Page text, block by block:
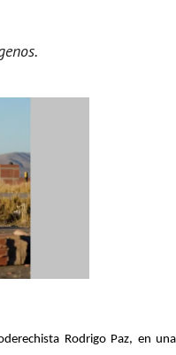
Rodrigo Paz, en